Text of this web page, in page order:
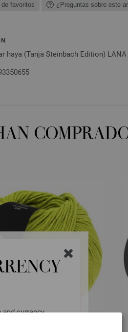
currency.
favoritos ¿Preguntas sobre este
haya (Tanja Steinbach Edition)